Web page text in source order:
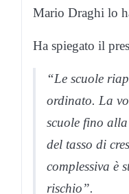
Mario Draghi lo
Ha spiegato il
“Le scuole
ordinato. La
scuole fino
del tasso di
complessiva è
rischio”.